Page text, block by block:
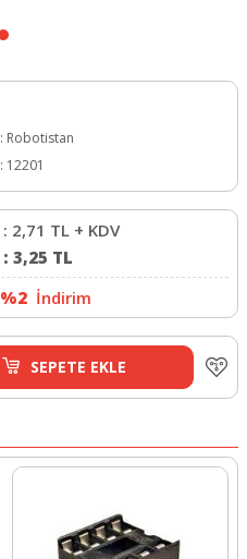
: Robotistan
: 12201
: 2,71 TL + KDV
: 3,25 TL
%2 İndirim
SEPETE EKLE